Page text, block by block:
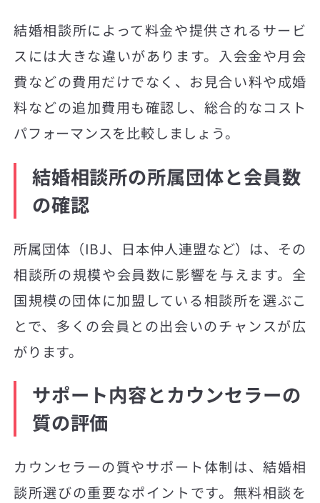
結婚相談所によって料金や提供されるサービ
スには大きな違いがあります。入会金や月会
費などの費用だけでなく、お見合い料や成婚
料などの追加費用も確認し、総合的なコスト
パフォーマンスを比較しましょう。
結婚相談所の所属団体と会員数
の確認
所属団体（IBJ、日本仲人連盟など）は、その
相談所の規模や会員数に影響を与えます。全
国規模の団体に加盟している相談所を選ぶこ
とで、多くの会員との出会いのチャンスが広
がります。
サポート内容とカウンセラーの
質の評価
カウンセラーの質やサポート体制は、結婚相
談所選びの重要なポイントです。無料相談を